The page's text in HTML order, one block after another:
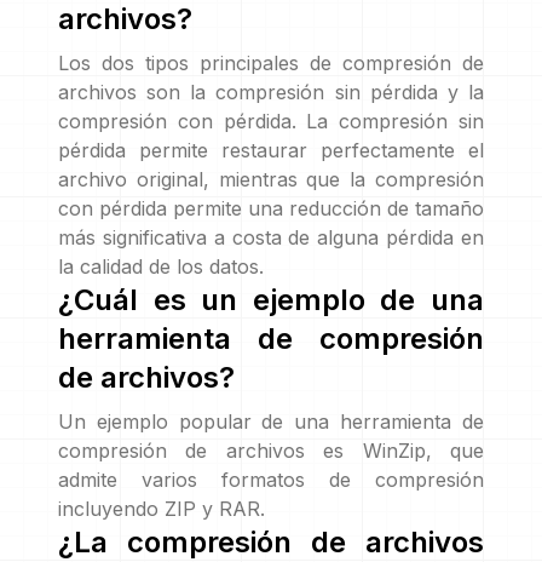
archivos?
Los dos tipos principales de compresión de
archivos son la compresión sin pérdida y la
compresión con pérdida. La compresión sin
pérdida permite restaurar perfectamente el
archivo original, mientras que la compresión
con pérdida permite una reducción de tamaño
más significativa a costa de alguna pérdida en
la calidad de los datos.
¿Cuál es un ejemplo de una
herramienta de compresión
de archivos?
Un ejemplo popular de una herramienta de
compresión de archivos es WinZip, que
admite varios formatos de compresión
incluyendo ZIP y RAR.
¿La compresión de archivos